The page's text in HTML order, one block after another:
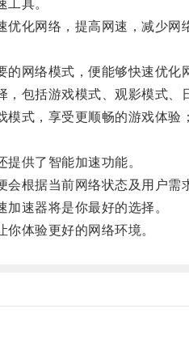
具。
网络，提高网速，减少网
网络模式，便能够快速优化
包括游戏模式、观影模式、
，享受更顺畅的游戏体验
供了智能加速功能。
据当前网络状态及用户需
速器将是你最好的选择。
体验更好的网络环境。